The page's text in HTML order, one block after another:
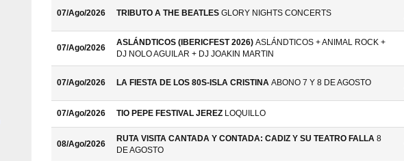
07/Ago/2026 TRIBUTO A THE BEATLES GLORY NIGHTS CONCERTS
07/Ago/2026
ASLÁNDTICOS (IBERICFEST 2026) ASLÁNDTICOS + ANIMAL ROCK +
DJ NOLO AGUILAR + DJ JOAKIN MARTIN
07/Ago/2026 LA FIESTA DE LOS 80S-ISLA CRISTINA ABONO 7 Y 8 DE AGOSTO
07/Ago/2026 TIO PEPE FESTIVAL JEREZ LOQUILLO
08/Ago/2026
RUTA VISITA CANTADA Y CONTADA: CADIZ Y SU TEATRO FALLA 8
DE AGOSTO